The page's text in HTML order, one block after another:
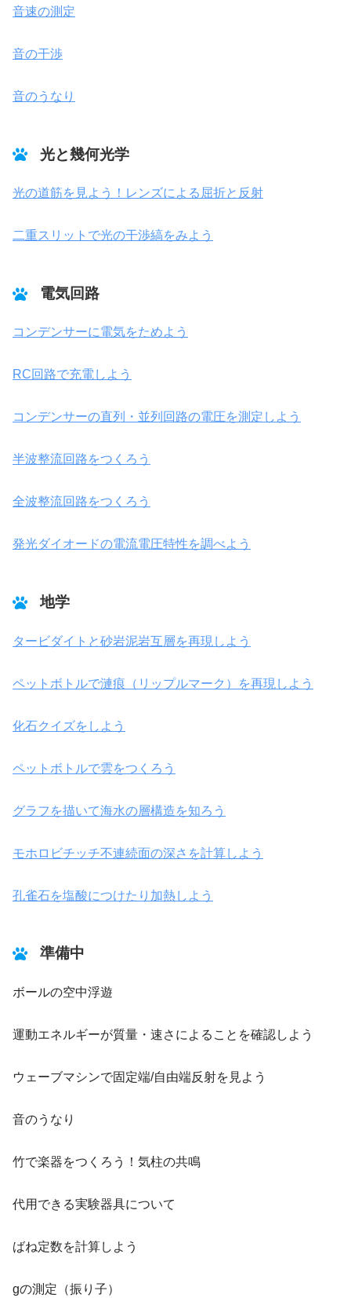
音速の測定
音の干渉
音のうなり
光と幾何光学
光の道筋を見よう！レンズによる屈折と反射
二重スリットで光の干渉縞をみよう
電気回路
コンデンサーに電気をためよう
RC回路で充電しよう
コンデンサーの直列・並列回路の電圧を測定しよう
半波整流回路をつくろう
全波整流回路をつくろう
発光ダイオードの電流電圧特性を調べよう
地学
タービダイトと砂岩泥岩互層を再現しよう
ペットボトルで漣痕（リップルマーク）を再現しよう
化石クイズをしよう
ペットボトルで雲をつくろう
グラフを描いて海水の層構造を知ろう
モホロビチッチ不連続面の深さを計算しよう
孔雀石を塩酸につけたり加熱しよう
準備中
ボールの空中浮遊
運動エネルギーが質量・速さによることを確認しよう
ウェーブマシンで固定端/自由端反射を見よう
音のうなり
竹で楽器をつくろう！気柱の共鳴
代用できる実験器具について
ばね定数を計算しよう
gの測定（振り子）